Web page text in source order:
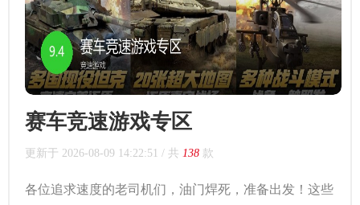
赛车竞速游戏专区
更新于 2026-08-09 14:22:51 / 共 138 款
各位追求速度的老司机们，油门焊死，准备出发！这些